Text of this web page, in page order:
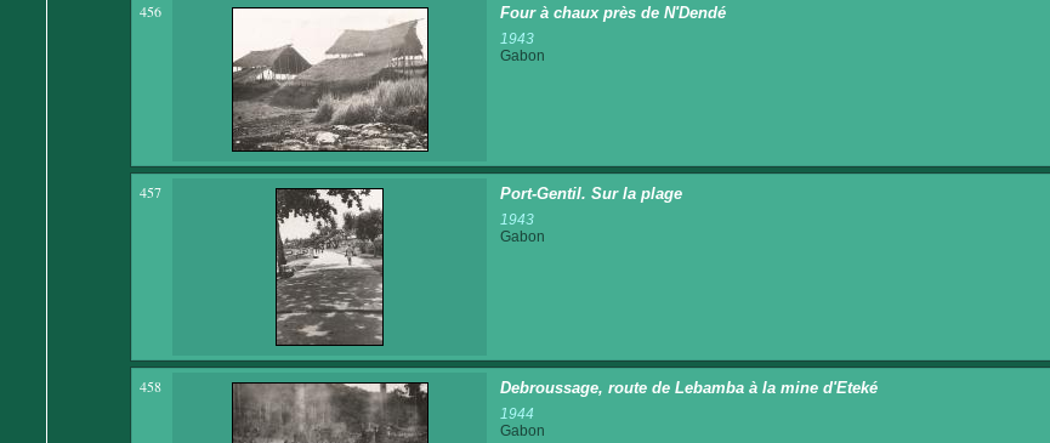
456 Four à chaux près de N'Dendé
1943
Gabon
457 Port-Gentil. Sur la plage
1943
Gabon
458 Debroussage, route de Lebamba à la mine d'Eteké
1944
Gabon